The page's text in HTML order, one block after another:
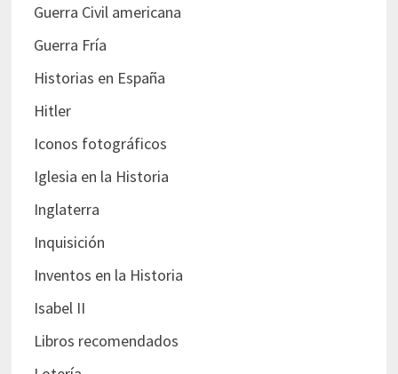
Guerra Civil americana
Guerra Fría
Historias en España
Hitler
Iconos fotográficos
Iglesia en la Historia
Inglaterra
Inquisición
Inventos en la Historia
Isabel II
Libros recomendados